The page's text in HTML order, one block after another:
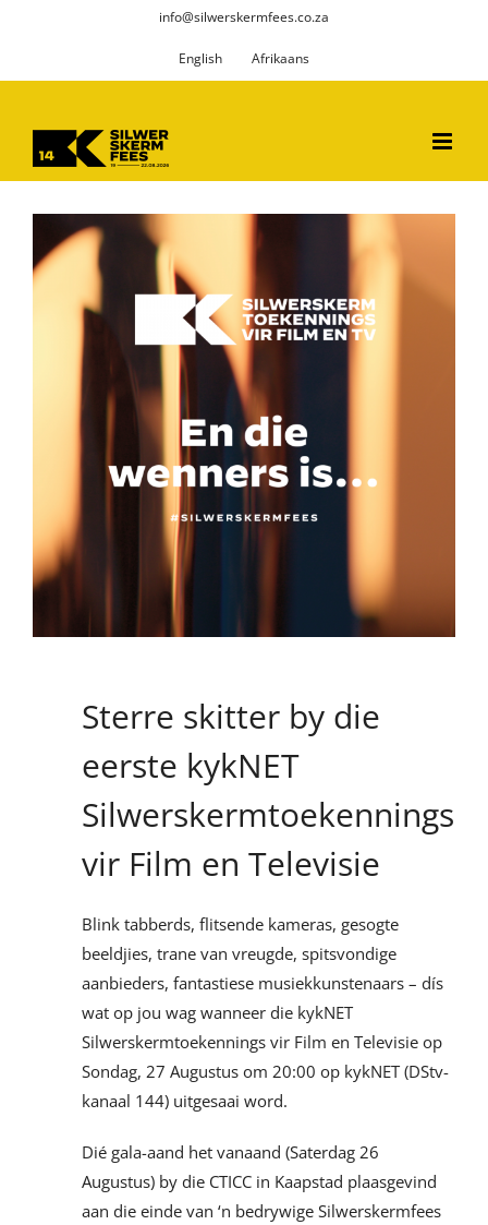
info@silwerskermfees.co.za
English Afrikaans
Sterre skitter by die
eerste kykNET
Silwerskermtoekennings
vir Film en Televisie
Blink tabberds, flitsende kameras, gesogte
beeldjies, trane van vreugde, spitsvondige
aanbieders, fantastiese musiekkunstenaars – dís
wat op jou wag wanneer die kykNET
Silwerskermtoekennings vir Film en Televisie op
Sondag, 27 Augustus om 20:00 op kykNET (DStv-
kanaal 144) uitgesaai word.
Dié gala-aand het vanaand (Saterdag 26
Augustus) by die CTICC in Kaapstad plaasgevind
aan die einde van ‘n bedrywige Silwerskermfees